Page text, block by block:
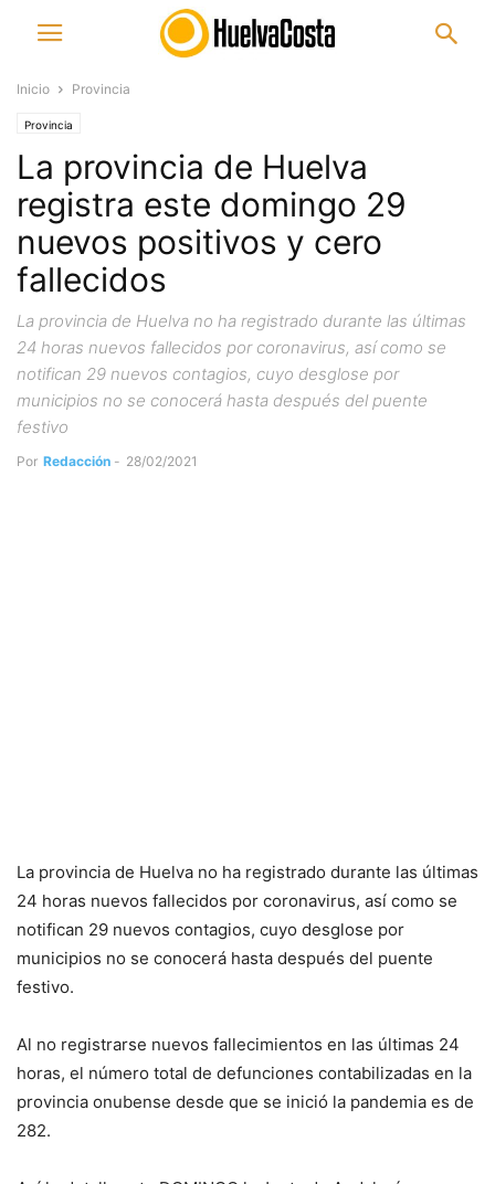
Inicio Provincia
Provincia
La provincia de Huelva
registra este domingo 29
nuevos positivos y cero
fallecidos
La provincia de Huelva no ha registrado durante las últimas
24 horas nuevos fallecidos por coronavirus, así como se
notifican 29 nuevos contagios, cuyo desglose por
municipios no se conocerá hasta después del puente
festivo
Por Redacción - 28/02/2021
La provincia de Huelva no ha registrado durante las últimas
24 horas nuevos fallecidos por coronavirus, así como se
notifican 29 nuevos contagios, cuyo desglose por
municipios no se conocerá hasta después del puente
festivo.
Al no registrarse nuevos fallecimientos en las últimas 24
horas, el número total de defunciones contabilizadas en la
provincia onubense desde que se inició la pandemia es de
282.